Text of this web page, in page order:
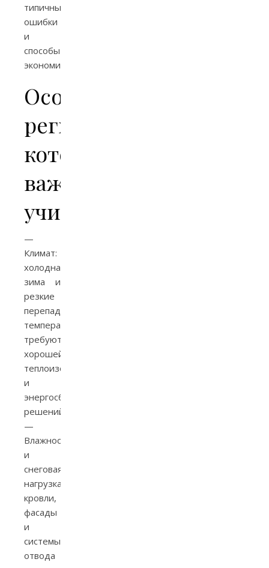
типичные
ошибки
и
способы
экономии.
Особенности
региона,
которые
важно
учитывать
—
Климат:
холодная
зима и
резкие
перепады
температуры
требуют
хорошей
теплоизоляции
и
энергосберегающих
решений.
—
Влажность
и
снеговая
нагрузка:
кровли,
фасады
и
системы
отвода